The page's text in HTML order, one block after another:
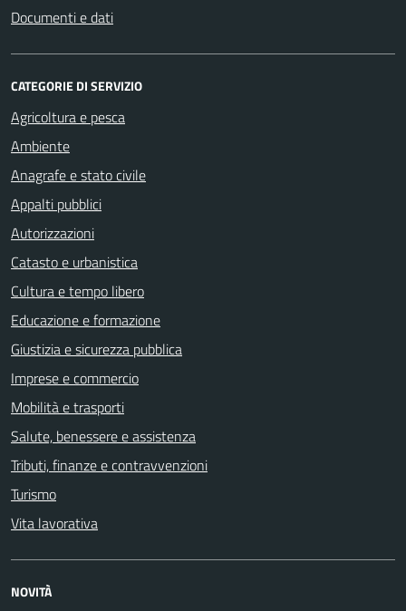
Documenti e dati
CATEGORIE DI SERVIZIO
Agricoltura e pesca
Ambiente
Anagrafe e stato civile
Appalti pubblici
Autorizzazioni
Catasto e urbanistica
Cultura e tempo libero
Educazione e formazione
Giustizia e sicurezza pubblica
Imprese e commercio
Mobilità e trasporti
Salute, benessere e assistenza
Tributi, finanze e contravvenzioni
Turismo
Vita lavorativa
NOVITÀ